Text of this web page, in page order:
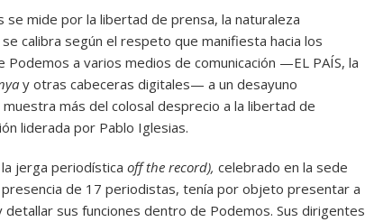
se mide por la libertad de prensa, la naturaleza
calibra según el respeto que manifiesta hacia los
a varios medios de comunicación —EL PAÍS, la
y otras cabeceras digitales— a un desayuno
más del colosal desprecio a la libertad de
liderada por Pablo Iglesias.
jerga periodística off the record), celebrado en la sede
de 17 periodistas, tenía por objeto presentar a
sus funciones dentro de Podemos. Sus dirigentes